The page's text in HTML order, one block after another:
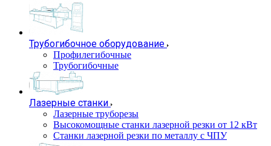
Трубогибочное оборудование
Профилегибочные
Трубогибочные
Лазерные станки
Лазерные труборезы
Высокомощные станки лазерной резки от 12 кВт
Станки лазерной резки по металлу с ЧПУ